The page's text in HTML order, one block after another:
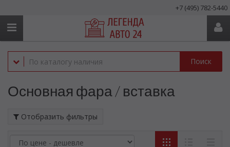
+7 (495) 782-5440
Поиск
Основная фара / вставка
Отобразить фильтры